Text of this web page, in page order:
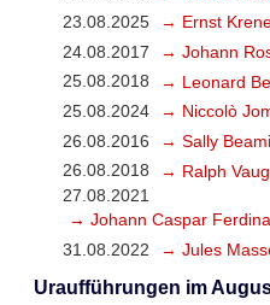
23.08.2025
→ Ernst
24.08.2017
→ Johann
25.08.2018
→ Leonard
25.08.2024
→ Niccolò
26.08.2016
→ Sally
26.08.2018
→ Ralph
27.08.2021
→ Johann Caspar
31.08.2022
→ Jules
Uraufführungen im